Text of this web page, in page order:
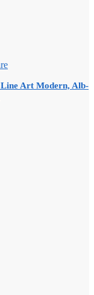
Art Modern, Alb-